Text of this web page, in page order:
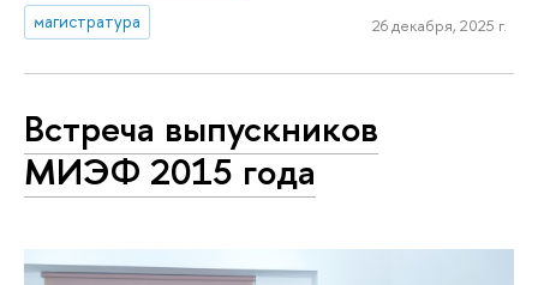
магистратура
26 декабря, 2025 г.
Встреча выпускников
МИЭФ 2015 года